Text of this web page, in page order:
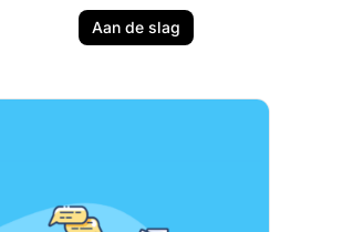
Aan de slag